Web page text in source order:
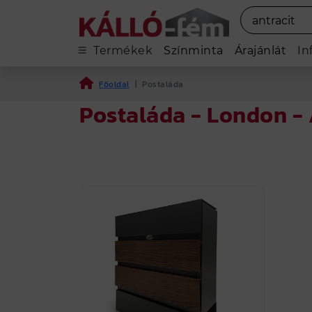
Termékek Színminta Árajánlát
Főoldal | Postaláda
Postaláda - London